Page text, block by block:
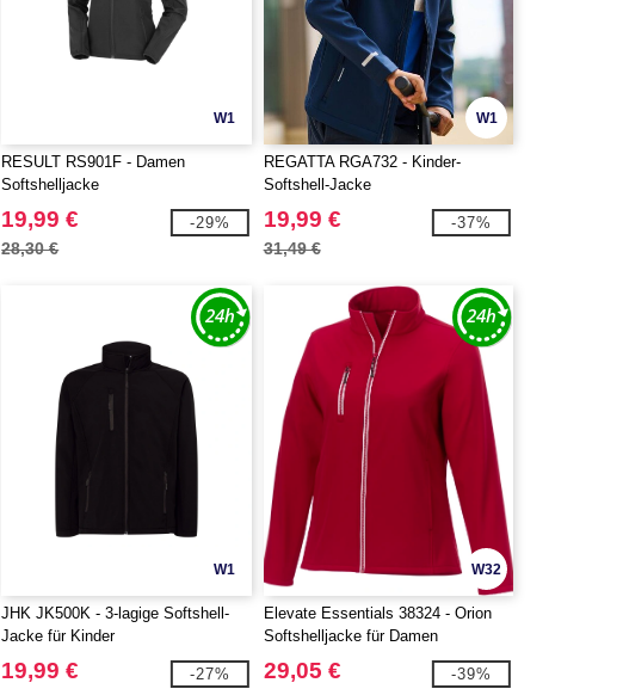
W1
RESULT RS901F - Damen
Softshelljacke
19,99 €
28,30 €
-29%
W1
REGATTA RGA732 - Kinder-
Softshell-Jacke
19,99 €
31,49 €
-37%
W1
JHK JK500K - 3-lagige Softshell-
Jacke für Kinder
19,99 € -27%
W32
Elevate Essentials 38324 - Orion
Softshelljacke für Damen
29,05 € -39%